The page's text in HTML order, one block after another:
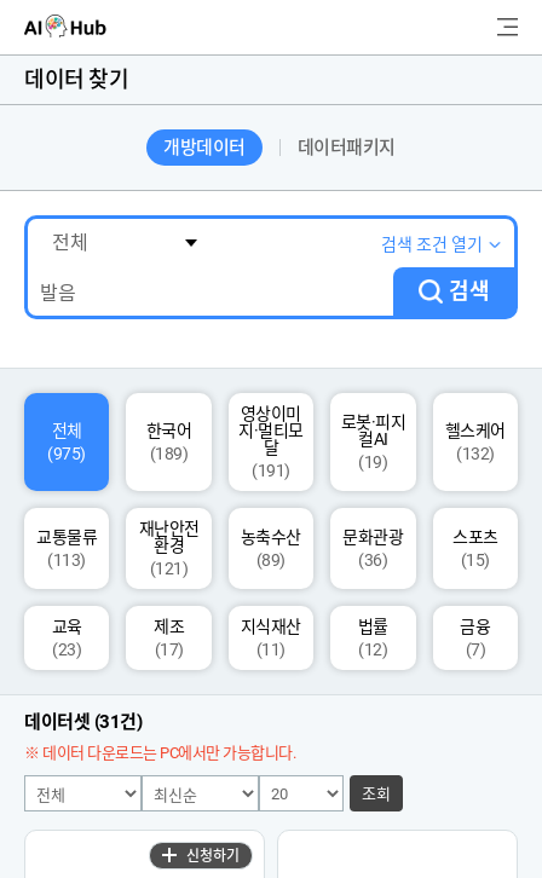
AI-Hub
AI 데이터찾기
AI 허브소개
AI 개발지원
고객지원
색
데이터 찾기
개방데이터 데이터패키지
검색 조건 열기
검색
전체
(975)
한국어
(189)
영상이미
지·멀티모
달
(191)
로봇·피지
컬AI
(19)
헬스케어
(132)
교통물류
(113)
재난안전
환경
(121)
농축수산
(89)
문화관광
(36)
스포츠
(15)
교육
(23)
제조
(17)
지식재산
(11)
법률
(12)
금융
(7)
데이터셋 (31건)
※ 데이터 다운로드는 PC에서만 가능합니다.
조회
신청하기